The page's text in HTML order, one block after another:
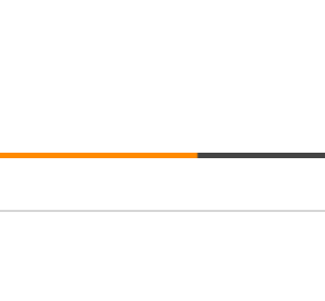
跳ね上げ式アームレスト 3Dヘッドレスト ハ